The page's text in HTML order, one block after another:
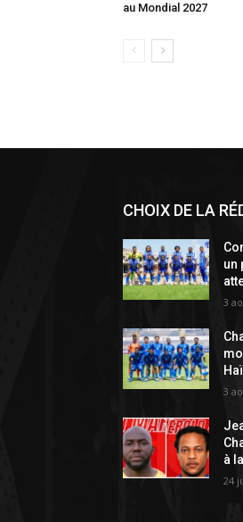
au Mondial 2027
CHOIX DE LA
un
3
3
à
24